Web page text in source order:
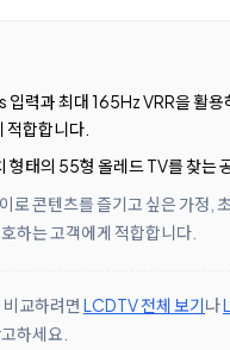
력과 최대 165Hz VRR을 활용
적합합니다.
형태의 55형 올레드 TV를 찾는
로 콘텐츠를 즐기고 싶은 가정,
하는 고객에게 적합합니다.
비교하려면 LCDTV 전체 보기나
하세요.